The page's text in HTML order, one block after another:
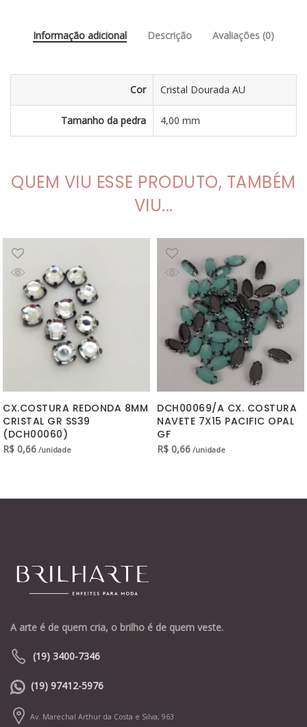
Informação adicional Descrição Avaliações (0)
Cor Cristal Dourada AU
Tamanho da pedra 4,00 mm
QUEM VIU ESSE PRODUTO, TAMBÉM
VIU...
CX.COSTURA REDONDA 8MM
CRISTAL GR SS39
(DCH00060)
R$ 0,66 /unidade
DCH00069/A CX. COSTURA
NAVETE 7X15 PACIFIC OPAL
GF
R$ 0,66 /unidade
A arte é de quem cria, o brilho é de quem veste.
(19) 3400-7346
(19) 97412-5976
Av. Marechal Arthur da Costa e Silva, 963